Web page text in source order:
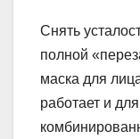
Снять
полной
маска для
работает и